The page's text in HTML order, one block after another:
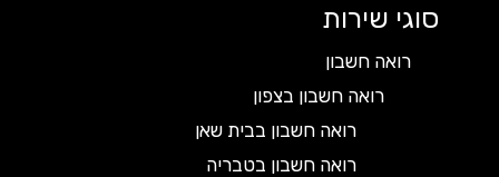
סוגי שירות
רואה חשבון
רואה חשבון בצפון
רואה חשבון בבית שאן
רואה חשבון בטבריה